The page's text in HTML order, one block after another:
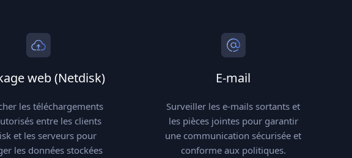
web (Netdisk)
les téléchargements
entre les clients
et les serveurs pour
les données stockées
E-mail
Surveiller les e-mails sortants et
les pièces jointes pour garantir
une communication sécurisée et
conforme aux politiques.